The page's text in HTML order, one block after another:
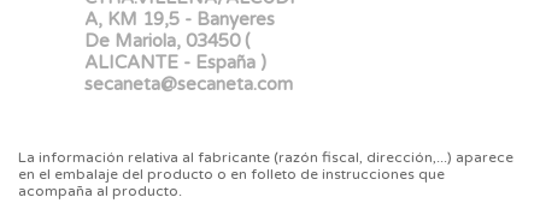
A, KM 19,5 - Banyeres
De Mariola, 03450 (
ALICANTE - España )
secaneta@secaneta.com
La información relativa al fabricante (razón fiscal, dirección,...) aparece
en el embalaje del producto o en folleto de instrucciones que
acompaña al producto.